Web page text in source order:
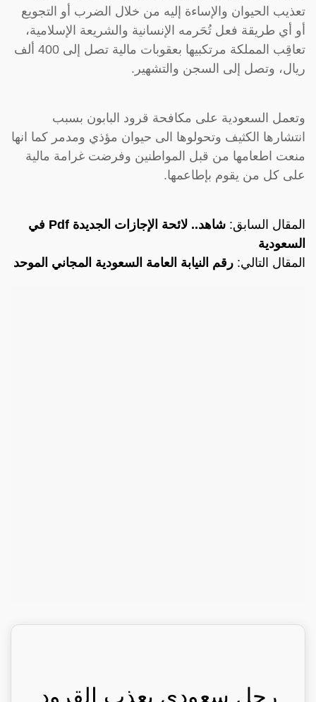
تعذيب الحيوان والإساءة إليه من خلال الضرب أو التجويع
أو أي طريقة فعل تُحَرمه الإنسانية والشريعة الإسلامية،
تعاقِب المملكة مرتكبيها بعقوبات مالية تصل إلى 400 ألف
ريال، وتصل إلى السجن والتشهير.
وتعمل السعودية على مكافحة قرود البابون بسبب
انتشارها الكثيف وتحولوها الى حيوان مؤذي ومدمر كما انها
منعت اطعامها من قبل المواطنين وفرضت غرامة مالية
على كل من يقوم بإطاعمها.
المقال السابق:
شاهد.. لائحة الإجازات الجديدة Pdf في
السعودية
المقال التالي: رقم النيابة العامة السعودية المجاني الموحد
رجل سعودي يعذب القرود